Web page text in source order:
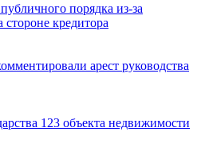
порядка из-за
стороне кредитора
арест руководства
123 объекта недвижимости